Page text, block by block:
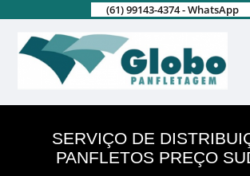
(61) 99143-4374 - WhatsApp
SERVIÇO DE
PANFLETOS PREÇO